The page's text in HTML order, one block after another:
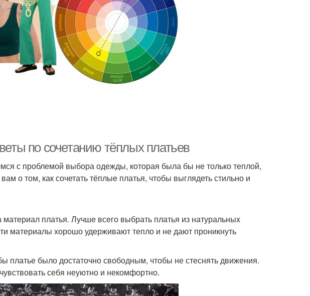
по сочетанию тёплых платьев
с проблемой выбора одежды, которая была бы не только теплой,
о том, как сочетать тёплые платья, чтобы выглядеть стильно и
платья. Лучше всего выбрать платья из натуральных
материалы хорошо удерживают тепло и не дают проникнуть
платье было достаточно свободным, чтобы не стеснять движения.
себя неуютно и некомфортно.